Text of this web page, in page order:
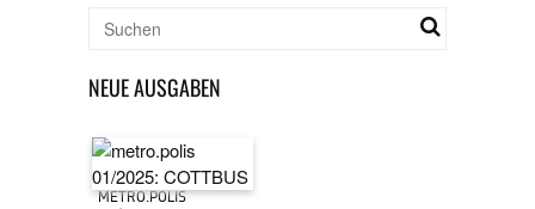
NEUE AUSGABEN
METRO.POLIS